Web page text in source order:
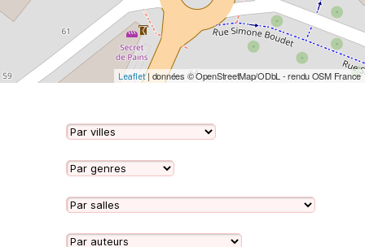
Leaflet| données © OpenStreetMap/ODbL - rendu OSM France